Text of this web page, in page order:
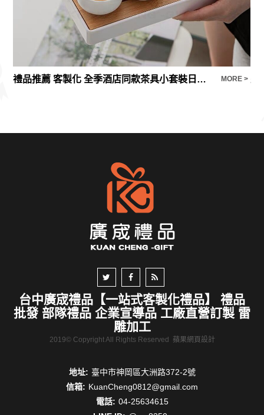
禮品推薦 客製化 全季酒店同款茶具小套裝日式定窯側把壺旅行家用功夫茶具禮品 MORE >
台中廣宬禮品【一站式客製化禮品】 禮品
批發 部隊禮品 企業宣導品 工廠直營訂製 雷
雕加工
2019© Copyright All Rights Reserved 蘋果網頁設計
地址: 臺中市神岡區大洲路372-2號
信箱: KuanCheng0812@gmail.com
電話: 04-25634615